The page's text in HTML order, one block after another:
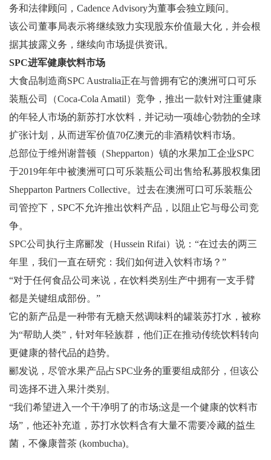
务和法律顾问，Cadence Advisory为董事会独立顾问。
该公司董事局表示将继续致力实现股东价值最大化，并会根
据其披露义务，继续向市场提供资讯。
SPC进军健康饮料市场
大食品制造商SPC Australia正在与曾拥有它的澳洲可口可乐
装瓶公司（Coca-Cola Amatil）竞争，推出一款针对注重健康
的年轻人市场的新苏打水饮料，并记动一项雄心勃勃的全球
扩张计划，从而进军价值70亿澳元的非酒精饮料市场。
总部位于维州谢普顿（Shepparton）镇的水果加工企业SPC
于2019年年中被澳洲可口可乐装瓶公司出售给私募股权集团
Shepparton Partners Collective。过去在澳洲可口可乐装瓶公
司管控下，SPC不允许推出饮料产品，以阻止它与母公司竞
争。
SPC公司执行主席郦发（Hussein Rifai）说：“在过去的两三
年里，我们一直在研究：我们如何进入饮料市场？”
“对于任何食品公司来说，在饮料类别生产中拥有一支手臂
都是关键组成部份。”
它的新产品是一种带有无糖天然调味料的罐装苏打水，被称
为“帮助人类”，针对年轻族群，他们正在推动传统饮料转向
更健康的替代品的趋势。
郦发说，尽管水果产品占SPC业务的重要组成部分，但该公
司选择不进入果汁类别。
“我们希望进入一个干净明了的市场;这是一个健康的饮料市
场”，他还补充道，苏打水饮料含有大量不需要冷藏的益生
菌，不像康普茶 (kombucha)。